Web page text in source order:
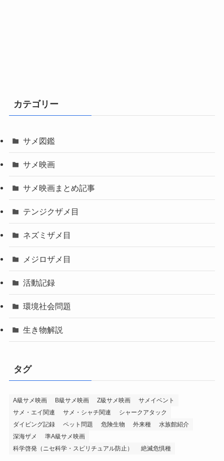
カテゴリー
サメ図鑑
サメ映画
サメ映画まとめ記事
テンジクザメ目
ネズミザメ目
メジロザメ目
活動記録
環境社会問題
生き物解説
タグ
A級サメ映画 B級サメ映画 Z級サメ映画
サメイベント
サメ・エイ関連
サメ・シャチ関連
シャークアタック
ダイビング記録
ペット問題 危険生物 外来種
水族館紹介
深海ザメ
準A級サメ映画
科学啓発（ニセ科学・スピリチュアル防止）
絶滅危惧種